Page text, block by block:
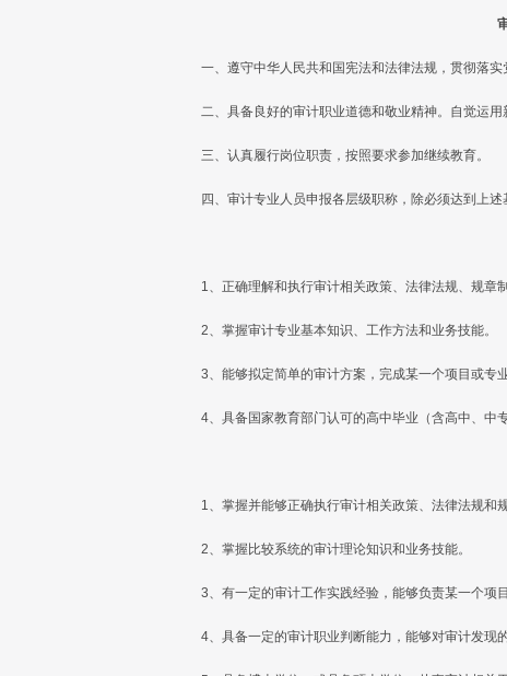
一、遵守中华人民共和国宪法和法律法规，贯彻落实
二、具备良好的审计职业道德和敬业精神。自觉运用
三、认真履行岗位职责，按照要求参加继续教育。
四、审计专业人员申报各层级职称，除必须达到上
1、正确理解和执行审计相关政策、法律法规、规章制
2、掌握审计专业基本知识、工作方法和业务技能。
3、能够拟定简单的审计方案，完成某一个项目或专
4、具备国家教育部门认可的高中毕业（含高中、中
1、掌握并能够正确执行审计相关政策、法律法规和
2、掌握比较系统的审计理论知识和业务技能。
3、有一定的审计工作实践经验，能够负责某一个项
4、具备一定的审计职业判断能力，能够对审计发现